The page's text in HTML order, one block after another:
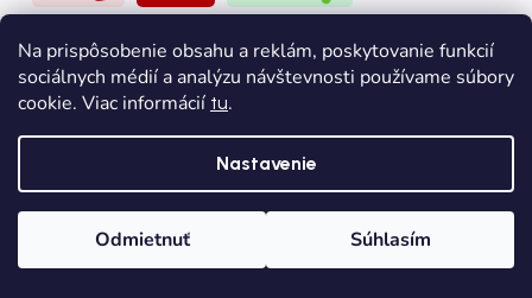
Na prispôsobenie obsahu a reklám, poskytovanie funkcií
sociálnych médií a analýzu návštevnosti používame súbory
cookie. Viac informácií tu.
Nastavenie
Odmietnuť Súhlasím
Detské gumáky BUNDGAARD Charly high -
Zelená
€39,90 (až –30 %)